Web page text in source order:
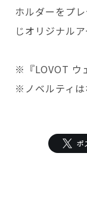
ホルダーをプ
じオリジナル
※『LOVOT ウ
※ノベルティは
ポ